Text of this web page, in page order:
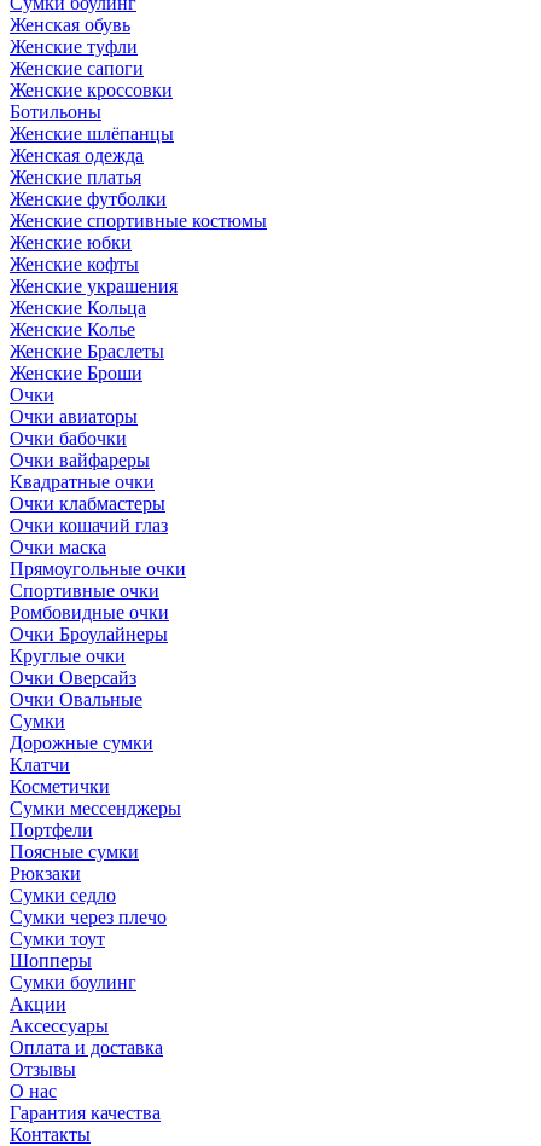
Женская обувь
Женские туфли
Женские сапоги
Женские кроссовки
Ботильоны
Женские шлёпанцы
Женская одежда
Женские платья
Женские футболки
Женские спортивные костюмы
Женские юбки
Женские кофты
Женские украшения
Женские Кольца
Женские Колье
Женские Браслеты
Женские Броши
Очки
Очки авиаторы
Очки бабочки
Очки вайфареры
Квадратные очки
Очки клабмастеры
Очки кошачий глаз
Очки маска
Прямоугольные очки
Спортивные очки
Ромбовидные очки
Очки Броулайнеры
Круглые очки
Очки Оверсайз
Очки Овальные
Сумки
Дорожные сумки
Клатчи
Косметички
Сумки мессенджеры
Портфели
Поясные сумки
Рюкзаки
Сумки седло
Сумки через плечо
Сумки тоут
Шопперы
Сумки боулинг
Акции
Аксессуары
Оплата и доставка
Отзывы
О нас
Гарантия качества
Контакты